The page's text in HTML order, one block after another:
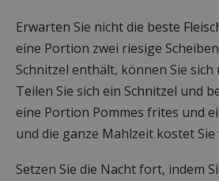
Erwarten Sie nicht die beste
eine Portion zwei riesige
Schnitzel enthält, können Sie sich
Teilen Sie sich ein Schnitzel und
eine Portion Pommes frites und
und die ganze Mahlzeit kostet Sie
Setzen Sie die Nacht fort, indem